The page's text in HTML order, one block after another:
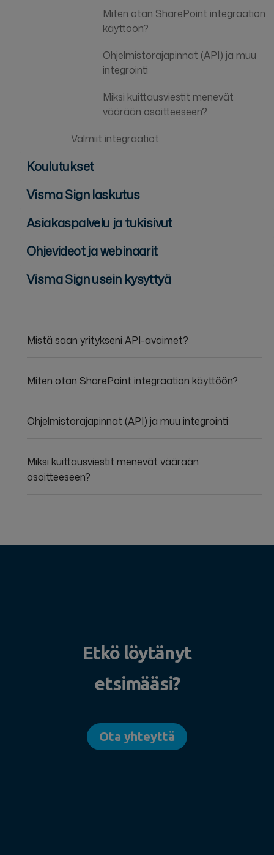
Miten otan SharePoint integraation
käyttöön?
Ohjelmistorajapinnat (API) ja muu
integrointi
Miksi kuittausviestit menevät
väärään osoitteeseen?
Valmiit integraatiot
Koulutukset
Visma Sign laskutus
Asiakaspalvelu ja tukisivut
Ohjevideot ja webinaarit
Visma Sign usein kysyttyä
Mistä saan yritykseni API-avaimet?
Miten otan SharePoint integraation käyttöön?
Ohjelmistorajapinnat (API) ja muu integrointi
Miksi kuittausviestit menevät väärään
osoitteeseen?
Etkö löytänyt
etsimääsi?
Ota yhteyttä